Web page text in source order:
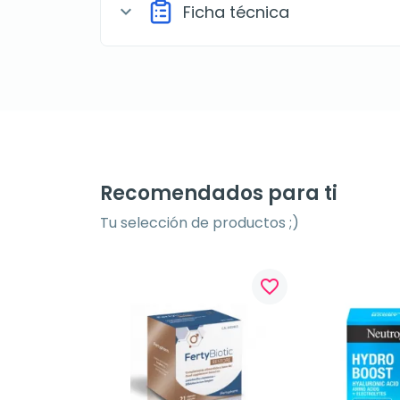
expand_more Ficha técnica
Recomendados para ti
Tu selección de productos ;)
favorite_border